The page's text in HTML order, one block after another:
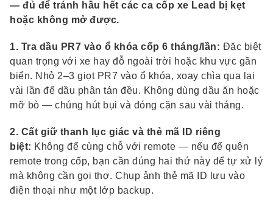
— đủ để tránh hầu hết các ca cốp xe Lead bị kẹt
hoặc không mở được.
1. Tra dầu PR7 vào ổ khóa cốp 6 tháng/lần: Đặc biệt
quan trọng với xe hay đỗ ngoài trời hoặc khu vực gần
biển. Nhỏ 2–3 giọt PR7 vào ổ khóa, xoay chìa qua lại
vài lần để dầu phân tán đều. Không dùng dầu ăn hoặc
mỡ bò — chúng hút bụi và đóng cặn sau vài tháng.
2. Cất giữ thanh lục giác và thẻ mã ID riêng
biệt: Không để cùng chỗ với remote — nếu để quên
remote trong cốp, bạn cần đúng hai thứ này để tự xử lý
mà không cần gọi thợ. Chụp ảnh thẻ mã ID lưu vào
điện thoại như một lớp backup.